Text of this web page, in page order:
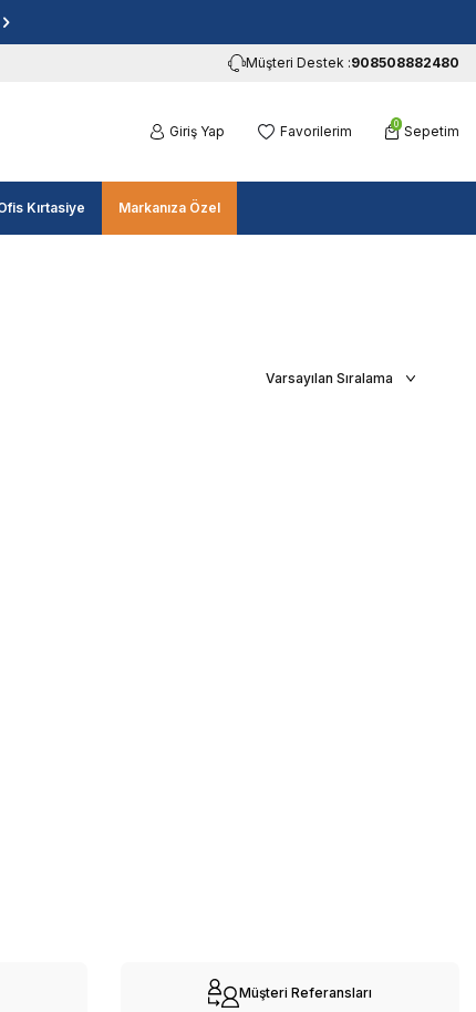
Müşteri Destek :908508882480
Giriş Yap Favorilerim 0 Sepetim
Kırtasiye Markanıza Özel
Müşteri Referansları